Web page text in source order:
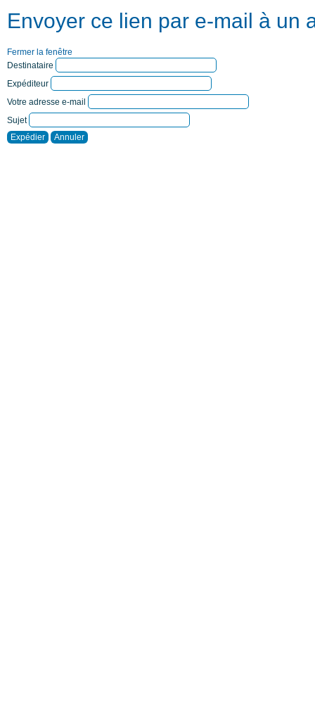
Envoyer ce lien par e-mail à un
Fermer la fenêtre
Destinataire
Expéditeur
Votre adresse e-mail
Sujet
Expédier
Annuler